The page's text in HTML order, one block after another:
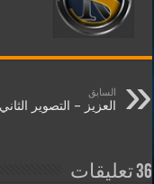
السابق
العزيز – التصوير الثاني HD
36 تعليقات